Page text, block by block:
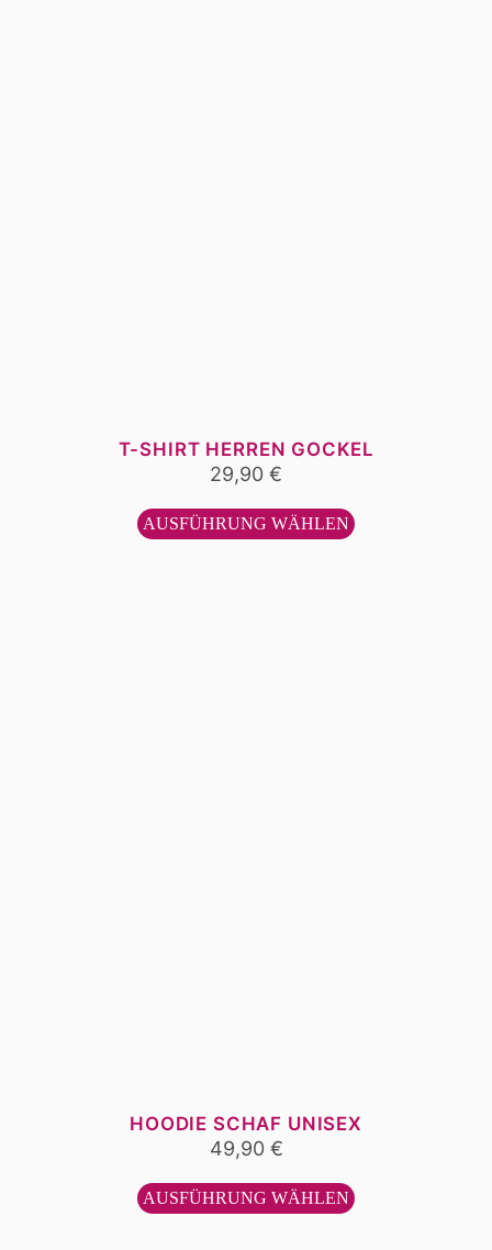
T-SHIRT HERREN GOCKEL
29,90 €
AUSFÜHRUNG WÄHLEN Produkt
HOODIE SCHAF UNISEX
49,90 €
AUSFÜHRUNG WÄHLEN Produkt